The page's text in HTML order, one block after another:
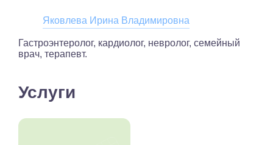
Яковлева Ирина Владимировна
Гастроэнтеролог, кардиолог, невролог, семейный
врач, терапевт.
Услуги